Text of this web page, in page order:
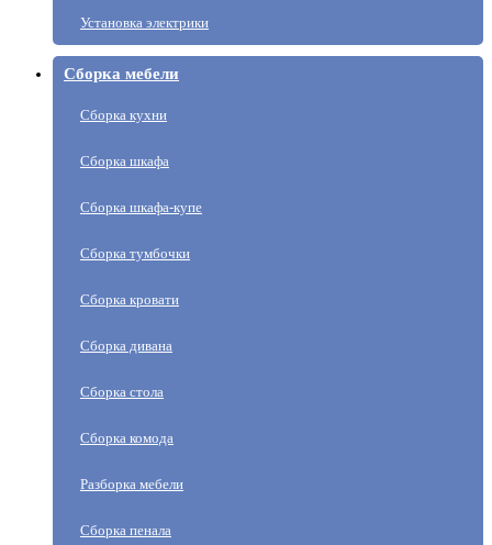
Установка электрики
Сборка мебели
Сборка кухни
Сборка шкафа
Сборка шкафа-купе
Сборка тумбочки
Сборка кровати
Сборка дивана
Сборка стола
Сборка комода
Разборка мебели
Сборка пенала